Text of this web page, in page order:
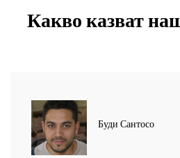
Какво казват
Буди Сантосо